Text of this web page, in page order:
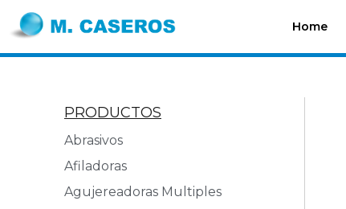
Home
PRODUCTOS
Abrasivos
Afiladoras
Agujereadoras Multiples